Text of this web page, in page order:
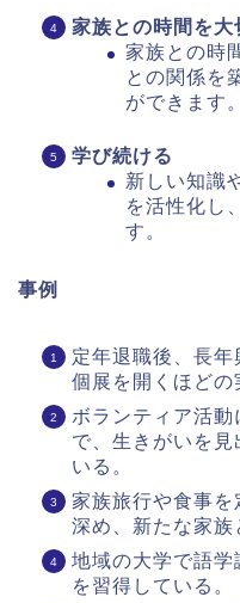
家族との時間を大
家族との時
との関係を
ができます。
学び続ける
新しい知識
を活性化し
す。
事例
定年退職後、長年
個展を開くほどの
ボランティア活動
で、生きがいを
いる。
家族旅行や食事
深め、新たな家族
地域の大学で語
を習得している。